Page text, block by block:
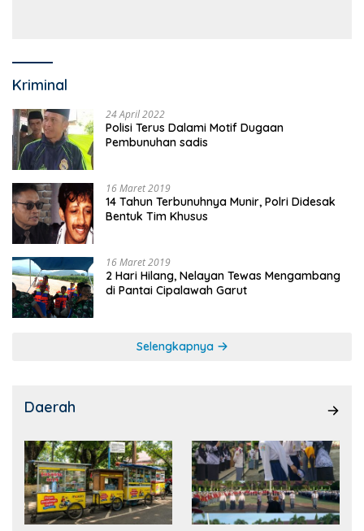
Kriminal
24 April 2022
Polisi Terus Dalami Motif Dugaan
Pembunuhan sadis
16 Maret 2019
14 Tahun Terbunuhnya Munir, Polri Didesak
Bentuk Tim Khusus
16 Maret 2019
2 Hari Hilang, Nelayan Tewas Mengambang
di Pantai Cipalawah Garut
Selengkapnya
Daerah